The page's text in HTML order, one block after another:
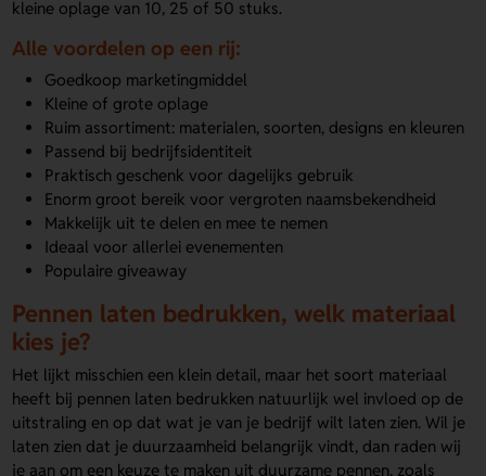
kleine oplage van 10, 25 of 50 stuks.
Alle voordelen op een rij:
Goedkoop marketingmiddel
Kleine of grote oplage
Ruim assortiment: materialen, soorten, designs en kleuren
Passend bij bedrijfsidentiteit
Praktisch geschenk voor dagelijks gebruik
Enorm groot bereik voor vergroten naamsbekendheid
Makkelijk uit te delen en mee te nemen
Ideaal voor allerlei evenementen
Populaire giveaway
Pennen laten bedrukken, welk materiaal
kies je?
Het lijkt misschien een klein detail, maar het soort materiaal
heeft bij pennen laten bedrukken natuurlijk wel invloed op de
uitstraling en op dat wat je van je bedrijf wilt laten zien. Wil je
laten zien dat je duurzaamheid belangrijk vindt, dan raden wij
je aan om een keuze te maken uit duurzame pennen, zoals